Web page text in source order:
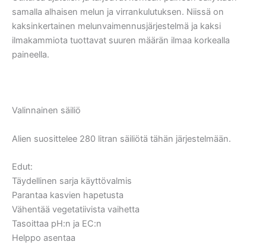
samalla alhaisen melun ja virrankulutuksen. Niissä on
kaksinkertainen melunvaimennusjärjestelmä ja kaksi
ilmakammiota tuottavat suuren määrän ilmaa korkealla
paineella.
Valinnainen säiliö
Alien suosittelee 280 litran säiliötä tähän järjestelmään.
Edut:
Täydellinen sarja käyttövalmis
Parantaa kasvien hapetusta
Vähentää vegetatiivista vaihetta
Tasoittaa pH:n ja EC:n
Helppo asentaa